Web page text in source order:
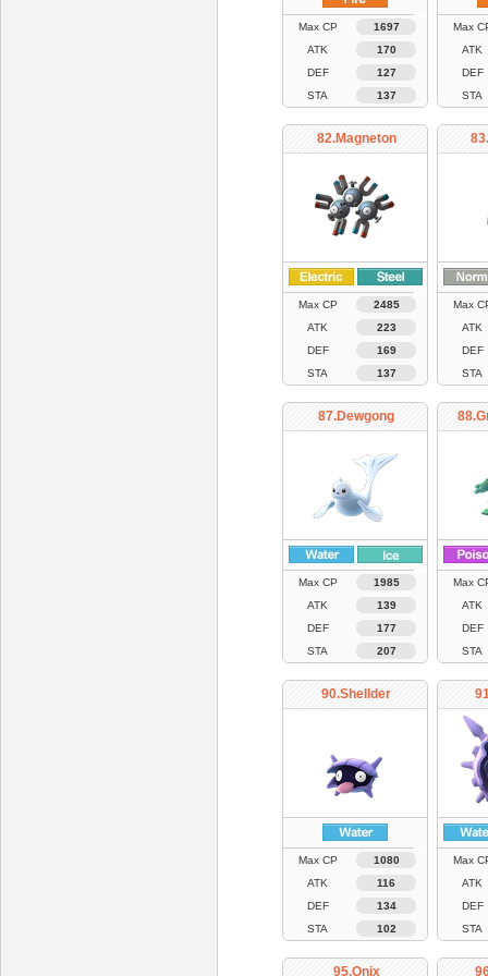
Max CP
1697
ATK
170
DEF
127
STA
137
Max
ATK
DEF
STA
82.Magneton
Max CP
2485
ATK
223
DEF
169
STA
137
Max
ATK
DEF
STA
87.Dewgong
Max CP
1985
ATK
139
DEF
177
STA
207
Max
ATK
DEF
STA
90.Shellder
Max CP
1080
ATK
116
DEF
134
STA
102
Max
ATK
DEF
STA
95.Onix